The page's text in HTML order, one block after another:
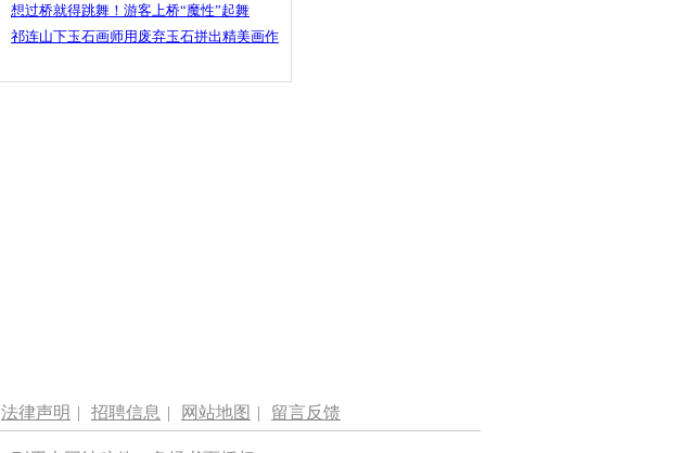
想过桥就得跳舞！游客上桥“魔性”起舞
祁连山下玉石画师用废弃玉石拼出精美画作
法律声明 | 招聘信息 | 网站地图 | 留言反馈